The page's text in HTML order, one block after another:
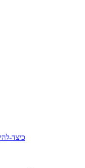
כיצד-